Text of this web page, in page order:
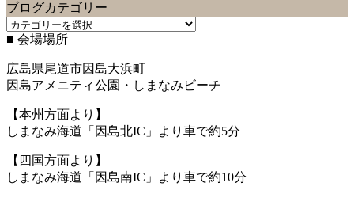
ロ
グ
バ
ク
ナ
ン
バ
ー
ブログカテゴリー
ブ
ロ
カ
テ
ゴ
リ
ー
■ 会場場所
広島県尾道市因島大浜町
因島アメニティ公園・しまなみビーチ
【本州方面より】
しまなみ海道「因島北IC」より車で約5分
【四国方面より】
しまなみ海道「因島南IC」より車で約10分